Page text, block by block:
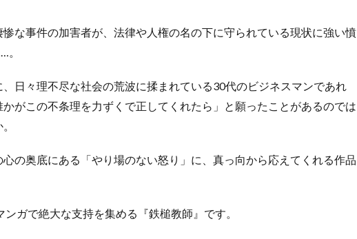
惨な事件の加害者が、法律や人権の名の下に守られている現状に強い憤
。
日々理不尽な社会の荒波に揉まれている30代のビジネスマンであれ
かがこの不条理を力ずくで正してくれたら」と願ったことがあるのでは
心の奥底にある「やり場のない怒り」に、真っ向から応えてくれる作品
ンガで絶大な支持を集める『鉄槌教師』です。